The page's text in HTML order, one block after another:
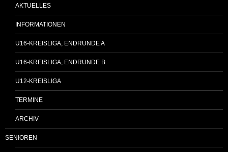
AKTUELLES
INFORMATIONEN
U16-KREISLIGA, ENDRUNDE A
U16-KREISLIGA, ENDRUNDE B
U12-KREISLIGA
TERMINE
ARCHIV
SENIOREN